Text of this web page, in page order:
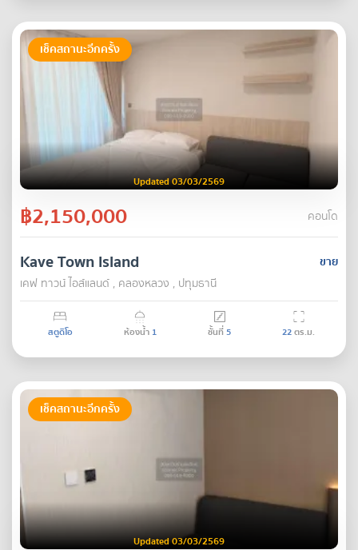
เช็คสถานะอีกครั้ง
Updated 03/03/2569
฿2,150,000 คอนโด
ขาย
Kave Town Island
เคฟ ทาวน์ ไอส์แลนด์ , คลองหลวง , ปทุมธานี
สตูดิโอ ห้องน้ำ 1 ชั้นที่5 22ตร.ม.
เช็คสถานะอีกครั้ง
Updated 03/03/2569